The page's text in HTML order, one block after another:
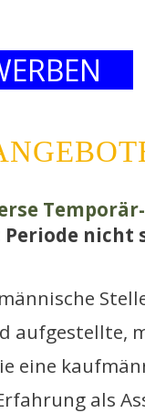
Periode
aufgestellte,
eine
als